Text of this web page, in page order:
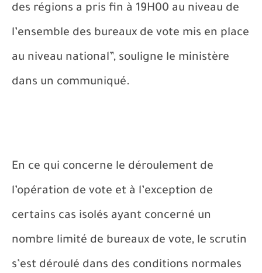
des régions a pris fin à 19H00 au niveau de
l’ensemble des bureaux de vote mis en place
au niveau national”, souligne le ministère
dans un communiqué.
En ce qui concerne le déroulement de
l’opération de vote et à l’exception de
certains cas isolés ayant concerné un
nombre limité de bureaux de vote, le scrutin
s’est déroulé dans des conditions normales